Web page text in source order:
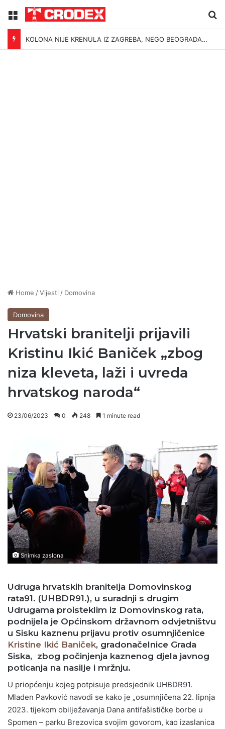
Menu
KOLONA NIJE KRENULA IZ ZAGREBA, NEGO BEOGRADA – NIKAKVI MITOVI NE MOGU PROMIJENITI ISTINU
Home /Vijesti / Domovina
Domovina
Hrvatski branitelji prijavili
Kristinu Ikić Baniček „zbog
niza kleveta, laži i uvreda
hrvatskog naroda“
23/06/2023 0 248 1 minute read
Snimka zaslona
Udruga hrvatskih branitelja Domovinskog
rata91. (UHBDR91.), u suradnji s drugim
Udrugama proisteklim iz Domovinskog rata,
podnijela je Općinskom državnom odvjetništvu
u Sisku kaznenu prijavu protiv osumnjičenice
Kristine Ikić Baniček, gradonačelnice Grada
Siska, zbog počinjenja kaznenog djela javnog
poticanja na nasilje i mržnju.
U priopćenju kojeg potpisuje predsjednik UHBDR91.
Mladen Pavković navodi se kako je „osumnjičena 22. lipnja
2023. tijekom obilježavanja Dana antifašističke borbe u
Spomen – parku Brezovica svojim govorom, kao izaslanica